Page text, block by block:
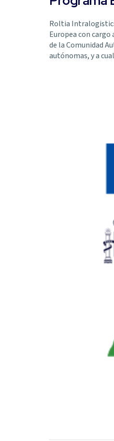
Roltia
Europea con
de la Comunidad
autónomas, y a